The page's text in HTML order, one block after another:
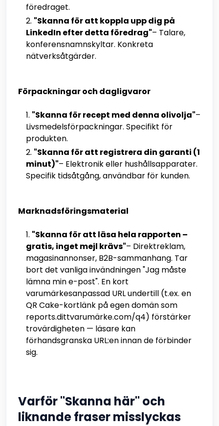
föredraget.
"Skanna för att koppla upp dig på
LinkedIn efter detta föredrag"– Talare,
konferensnamnskyltar. Konkreta
nätverksåtgärder.
Förpackningar och dagligvaror
"Skanna för recept med denna olivolja"–
Livsmedelsförpackningar. Specifikt för
produkten.
"Skanna för att registrera din garanti (1
minut)"– Elektronik eller hushållsapparater.
Specifik tidsåtgång, användbar för kunden.
Marknadsföringsmaterial
"Skanna för att läsa hela rapporten –
gratis, inget mejl krävs"– Direktreklam,
magasinannonser, B2B-sammanhang. Tar
bort det vanliga invändningen "Jag måste
lämna min e-post". En kort
varumärkesanpassad URL undertill (t.ex. en
QR Cake-kortlänk på egen domän som
reports.dittvarumärke.com/q4) förstärker
trovärdigheten — läsare kan
förhandsgranska URL:en innan de förbinder
sig.
Varför "Skanna här" och
liknande fraser misslyckas